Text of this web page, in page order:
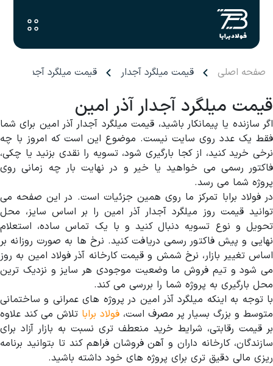
صفحه اصلی قیمت میلگرد آجدار قیمت میلگرد آجدار آذر
قیمت میلگرد آجدار آذر امین
اگر سازنده یا پیمانکار باشید، قیمت میلگرد آجدار آذر امین برای شما
فقط یک عدد روی سایت نیست. موضوع این است که امروز با چه
نرخی خرید کنید، از کجا بارگیری شود، تسویه را نقدی بزنید یا چکی،
فاکتور رسمی می خواهید یا خیر و در نهایت بار چه زمانی روی
پروژه شما می رسد.
در فولاد برابا تمرکز ما روی همین جزئیات است. در این صفحه می
توانید قیمت روز میلگرد آجدار آذر امین را بر اساس سایز، محل
تحویل و نوع تسویه دنبال کنید و با یک تماس ساده، استعلام
نهایی و پیش فاکتور رسمی دریافت کنید. نرخ ها به صورت روزانه بر
اساس تغییر بازار، نرخ شمش و قیمت کارخانه آذر فولاد امین به روز
می شود و تیم فروش ما وضعیت موجودی هر سایز و نزدیک ترین
محل بارگیری به پروژه شما را بررسی می کند.
با توجه به اینکه میلگرد آذر امین در پروژه های عمرانی و ساختمانی
متوسط و بزرگ بسیار پر مصرف است، فولاد برابا تلاش می کند علاوه
بر قیمت رقابتی، شرایط خرید منعطف تری نسبت به بازار آزاد برای
سازندگان، کارخانه داران و آهن فروشان فراهم کند تا بتوانید برنامه
ریزی مالی دقیق تری برای پروژه های خود داشته باشید.